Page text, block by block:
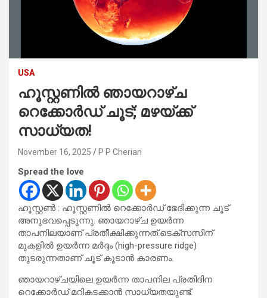
USA
ഹൂസ്റ്റണിൽ ഞായറാഴ്ച
റെക്കോർഡ് ചൂട്; മഴയ്ക്ക്
സാധ്യത!
November 16, 2025 P P Cherian
Spread the love
ഹൂസ്റ്റൺ : ഹൂസ്റ്റണിൽ റെക്കോർഡ് ഭേദിക്കുന്ന ചൂട്
അനുഭവപ്പെടുന്നു. ഞായറാഴ്ച ഉയർന്ന
താപനിലയാണ് പ്രതീക്ഷിക്കുന്നത്.ടെക്സസിന്
മുകളിൽ ഉയർന്ന മർദ്ദം (high-pressure ridge)
തുടരുന്നതാണ് ചൂട് കൂടാൻ കാരണം.
ഞായറാഴ്ചയിലെ ഉയർന്ന താപനില പ്രതിദിന
റെക്കോർഡ് മറികടക്കാൻ സാധ്യതയുണ്ട്.